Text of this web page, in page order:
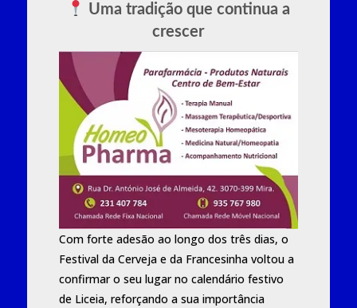
Uma tradição que continua a
crescer
Com forte adesão ao longo dos três dias, o
Festival da Cerveja e da Francesinha voltou a
confirmar o seu lugar no calendário festivo
de Liceia, reforçando a sua importância